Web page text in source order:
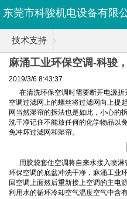
东莞市科骏机电设备有限
技术支持
麻涌工业环保空调-科骏
保空调维修
2019/3/6 8:43:37
在清洗环保空调时需要断开电源折
空调过滤网上的螺丝将过滤网向上提
网当然湿帘的拆法也是如此，小心的
洗干净记住不能放任何的化学物品以
免冲坏过滤网和湿帘。
用胶袋套住空调将自来水接入喷淋
环保空调的底盆冲洗干净，麻涌工业
回空调上面然后重新接上空调的主电
利用水的循环冷却空气温度空气中含